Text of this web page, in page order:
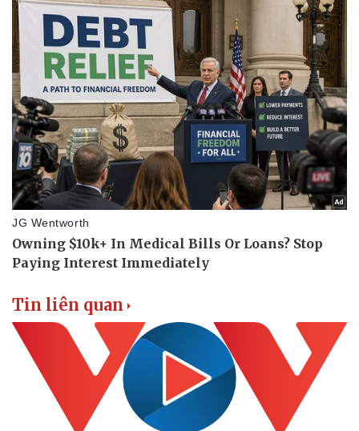
Doanh nghiệp
Thông tin doanh nghiệp
Doanh nghiệp 24h
Doanh nhân
Vì cộng đồng
Công nghệ
Sành điệu
Tin Công nghệ
Trải nghiệm
Chuyển đổi số
Tin liên quan